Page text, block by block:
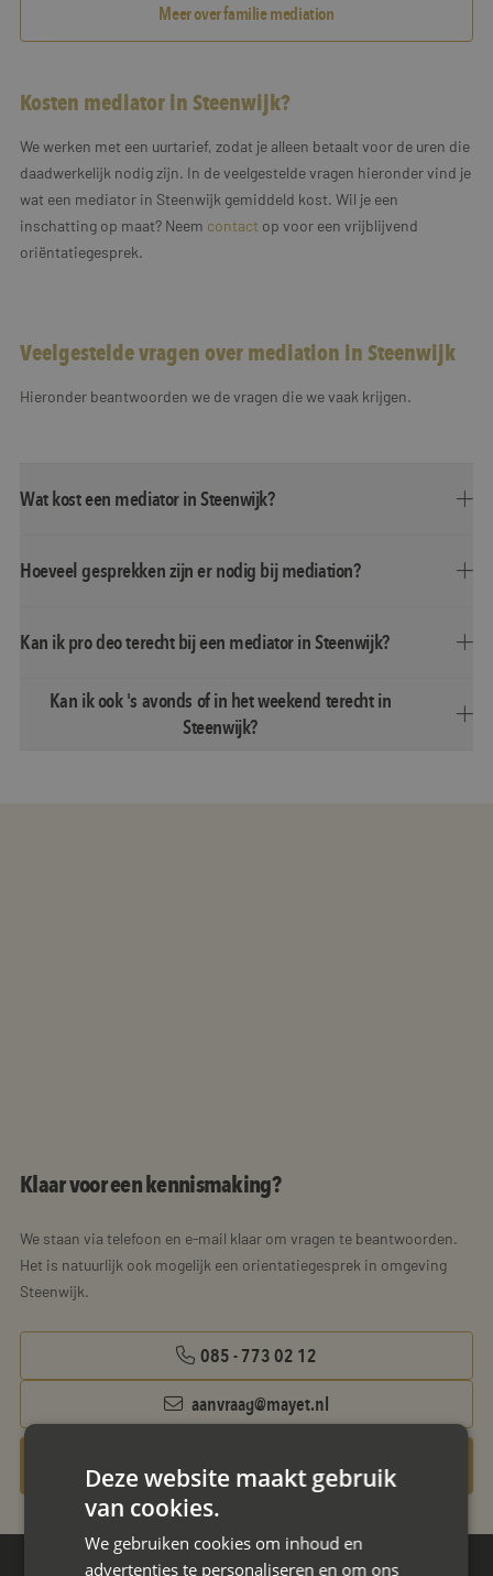
Meer over familie mediation
Kosten mediator in Steenwijk?
We werken met een uurtarief, zodat je alleen betaalt voor de uren die
daadwerkelijk nodig zijn. In de veelgestelde vragen hieronder vind je
wat een mediator in Steenwijk gemiddeld kost. Wil je een
inschatting op maat? Neem contact op voor een vrijblijvend
oriëntatiegesprek.
Veelgestelde vragen over mediation in Steenwijk
Hieronder beantwoorden we de vragen die we vaak krijgen.
Wat kost een mediator in Steenwijk?
Hoeveel gesprekken zijn er nodig bij mediation?
Kan ik pro deo terecht bij een mediator in Steenwijk?
Kan ik ook 's avonds of in het weekend terecht in
Steenwijk?
Klaar voor een kennismaking?
We staan via telefoon en e-mail klaar om vragen te beantwoorden.
Het is natuurlijk ook mogelijk een orientatiegesprek in omgeving
Steenwijk.
085 - 773 02 12
aanvraag@mayet.nl
Gratis oriëntatiegesprek aanvragen
Deze website maakt gebruik
van cookies.
We gebruiken cookies om inhoud en
advertenties te personaliseren en om ons